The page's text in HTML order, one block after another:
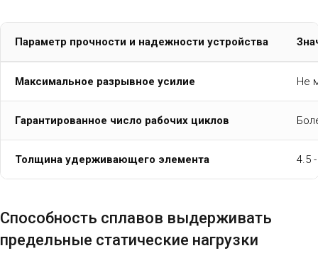
Параметр прочности и надежности устройства
Максимальное разрывное усилие Не
Гарантированное число рабочих циклов
Толщина удерживающего элемента 4.5
Способность сплавов выдерживать
предельные статические нагрузки